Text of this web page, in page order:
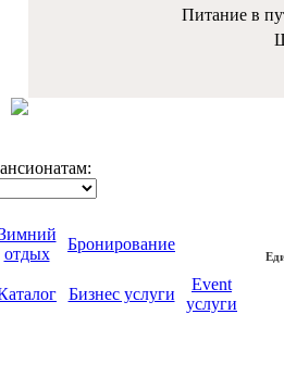
Питание в
отдых
Бронирование
Бизнес услуги
Event
услуги